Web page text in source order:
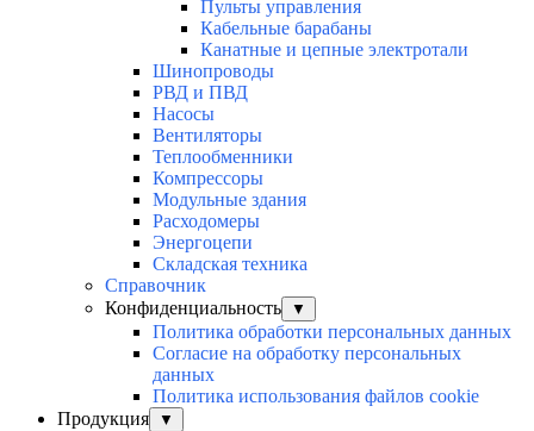
Пульты управления
Кабельные барабаны
Канатные и цепные электротали
Шинопроводы
РВД и ПВД
Насосы
Вентиляторы
Теплообменники
Компрессоры
Модульные здания
Расходомеры
Энергоцепи
Складская техника
Справочник
Конфиденциальность
▼
Политика обработки персональных данных
Согласие на обработку персональных
данных
Политика использования файлов cookie
Продукция
▼